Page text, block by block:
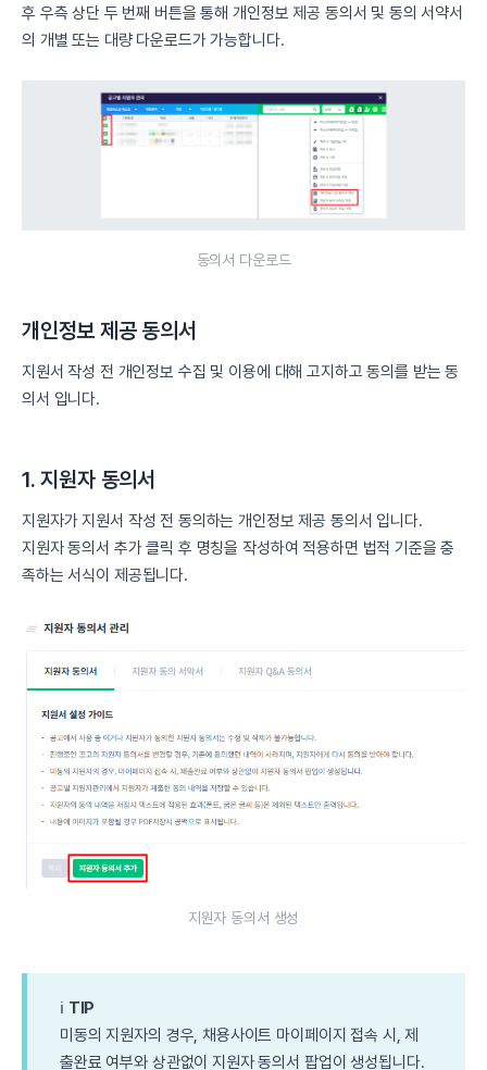
후 우측 상단 두 번째 버튼을 통해 개인정보 제공 동의서 및 동의 서약서
의 개별 또는 대량 다운로드가 가능합니다.
동의서 다운로드
개인정보 제공 동의서
지원서 작성 전 개인정보 수집 및 이용에 대해 고지하고 동의를 받는 동
의서 입니다.
1. 지원자 동의서
지원자가 지원서 작성 전 동의하는 개인정보 제공 동의서 입니다.
지원자 동의서 추가 클릭 후 명칭을 작성하여 적용하면 법적 기준을 충
족하는 서식이 제공됩니다.
지원자 동의서 생성
ℹ️ TIP
미동의 지원자의 경우, 채용사이트 마이페이지 접속 시, 제
출완료 여부와 상관없이 지원자 동의서 팝업이 생성됩니다.